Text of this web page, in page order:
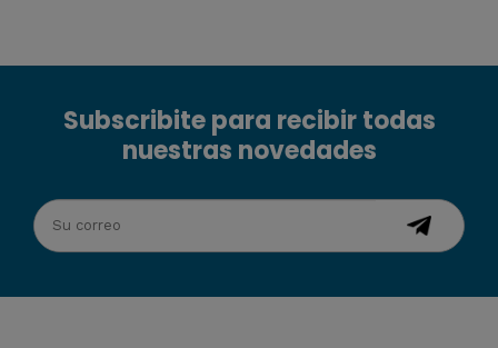
Subscribite para recibir todas
nuestras novedades